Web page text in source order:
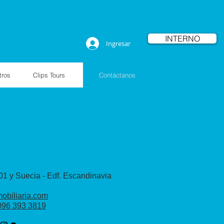
Ingresar INTERNO
Clips Tours Contáctanos
y Suecia - Edf. Escandinavia
393 3819